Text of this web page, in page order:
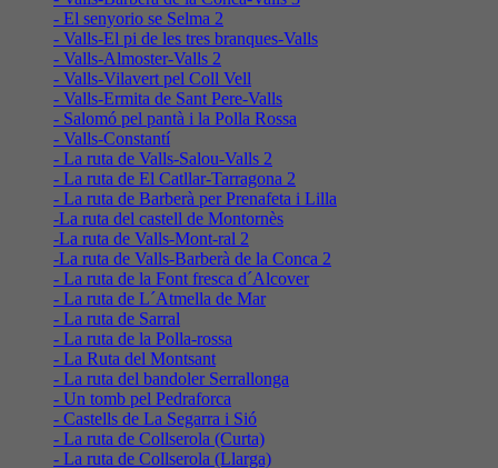
- El senyorio se Selma 2
- Valls-El pi de les tres branques-Valls
- Valls-Almoster-Valls 2
- Valls-Vilavert pel Coll Vell
- Valls-Ermita de Sant Pere-Valls
- Salomó pel pantà i la Polla Rossa
- Valls-Constantí
- La ruta de Valls-Salou-Valls 2
- La ruta de El Catllar-Tarragona 2
- La ruta de Barberà per Prenafeta i Lilla
-La ruta del castell de Montornès
-La ruta de Valls-Mont-ral 2
-La ruta de Valls-Barberà de la Conca 2
- La ruta de la Font fresca d´Alcover
- La ruta de L´Atmella de Mar
- La ruta de Sarral
- La ruta de la Polla-rossa
- La Ruta del Montsant
- La ruta del bandoler Serrallonga
- Un tomb pel Pedraforca
- Castells de La Segarra i Sió
- La ruta de Collserola (Curta)
- La ruta de Collserola (Llarga)